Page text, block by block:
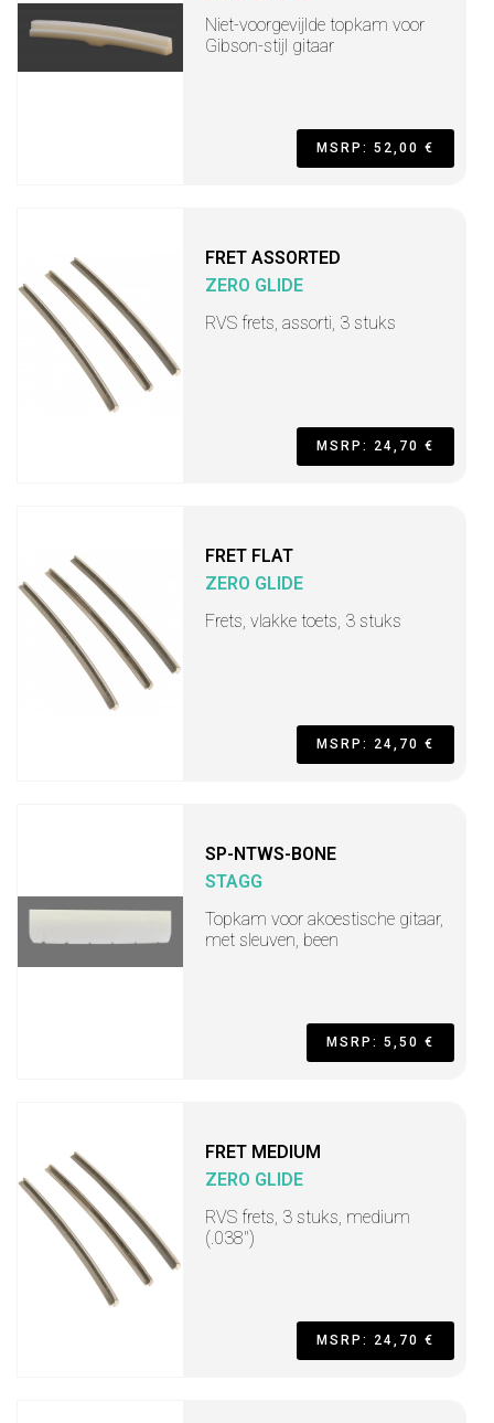
Niet-voorgevijlde topkam voor
Gibson-stijl gitaar
MSRP: 52,00 €
FRET ASSORTED
ZERO GLIDE
RVS frets, assorti, 3 stuks
MSRP: 24,70 €
FRET FLAT
ZERO GLIDE
Frets, vlakke toets, 3 stuks
MSRP: 24,70 €
SP-NTWS-BONE
STAGG
Topkam voor akoestische gitaar,
met sleuven, been
MSRP: 5,50 €
FRET MEDIUM
ZERO GLIDE
RVS frets, 3 stuks, medium
(.038")
MSRP: 24,70 €